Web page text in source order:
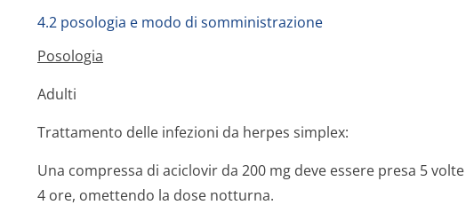
4.2 posologia e modo di somministrazione
Posologia
Adulti
Trattamento delle infezioni da herpes simplex:
Una compressa di aciclovir da 200 mg deve essere presa 5
4 ore, omettendo la dose notturna.